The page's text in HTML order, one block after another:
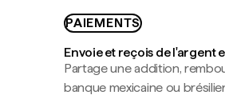
PAIEMENTS
Envoie et reçois de l'argent
Partage une addition,
banque mexicaine ou